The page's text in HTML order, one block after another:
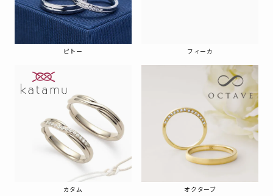
ピトー フィーカ
カタム オクターブ